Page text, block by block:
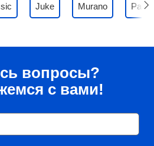
Juke Murano
вопросы?
с вами!